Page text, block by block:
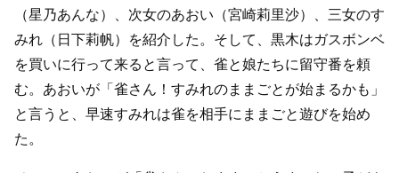
（星乃あんな）、次女のあおい（宮崎莉里沙）、三女のす
みれ（日下莉帆）を紹介した。そして、黒木はガスボンベ
を買いに行って来ると言って、雀と娘たちに留守番を頼
む。あおいが「雀さん！すみれのままごとが始まるかも」
と言うと、早速すみれは雀を相手にままごと遊びを始め
た。